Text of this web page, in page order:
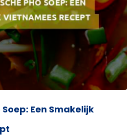
Een Smakelijk